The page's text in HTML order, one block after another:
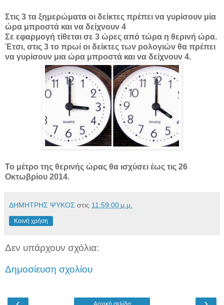
Στις 3 τα ξημερώματα οι δείκτες πρέπει να γυρίσουν μία
ώρα μπροστά και να δείχνουν 4
Σε εφαρμογή τίθεται σε 3 ώρες από τώρα η θερινή ώρα.
Έτσι, στις 3 το πρωί οι δείκτες των ρολογιών θα πρέπει
να γυρίσουν μια ώρα μπροστά και να δείχνουν 4.
Το μέτρο της θερινής ώρας θα ισχύσει έως τις 26
Οκτωβρίου 2014.
ΔΗΜΗΤΡΗΣ ΨΥΚΟΣ στις 11:59:00 μ.μ.
Κοινή χρήση
Δεν υπάρχουν σχόλια:
Δημοσίευση σχολίου